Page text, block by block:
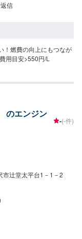
信
！燃費の向上にもつなが
用目安>550円/L
のエンジン
-(-件)
市辻堂太平台1－1－2